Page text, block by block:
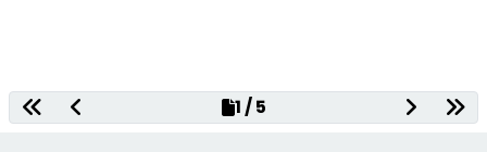
Decentralized Gaming Platform
1 / 5